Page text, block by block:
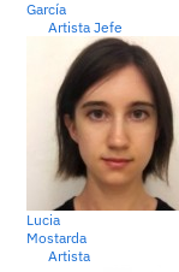
García
Artista Jefe
Lucia
Mostarda
Artista